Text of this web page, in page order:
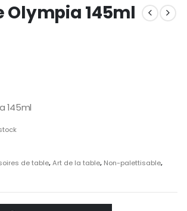
Olympia 145ml
145ml
de table,Art de la table, Non-palettisable,